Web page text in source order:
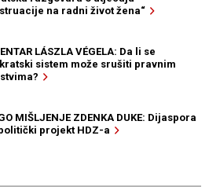
na radni život žena“
LÁSZLA VÉGELA: Da li se
sistem može srušiti pravnim
MIŠLJENJE ZDENKA DUKE: Dijaspora
projekt HDZ-a